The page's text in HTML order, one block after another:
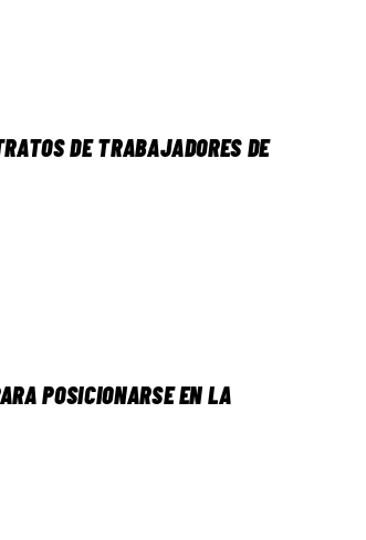
DE TRABAJADORES DE
POSICIONARSE EN LA